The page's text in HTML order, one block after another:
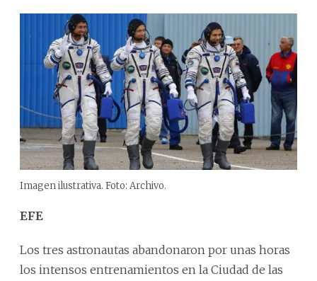
Imagen ilustrativa. Foto: Archivo.
EFE
Los tres astronautas abandonaron por unas horas
los intensos entrenamientos en la Ciudad de las